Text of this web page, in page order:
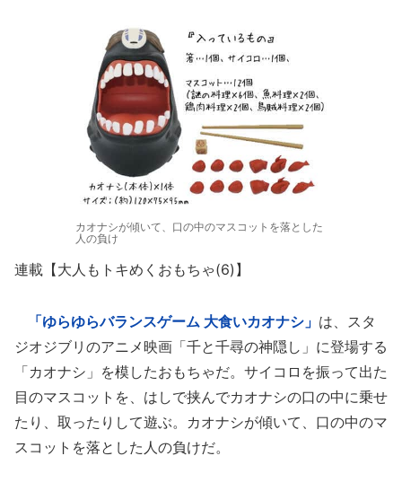
カオナシが傾いて、口の中のマスコットを落とした
人の負け
連載【大人もトキめくおもちゃ(6)】
「ゆらゆらバランスゲーム 大食いカオナシ」 は、スタ
ジオジブリのアニメ映画「千と千尋の神隠し」に登場する
「カオナシ」を模したおもちゃだ。サイコロを振って出た
目のマスコットを、はしで挟んでカオナシの口の中に乗せ
たり、取ったりして遊ぶ。カオナシが傾いて、口の中のマ
スコットを落とした人の負けだ。